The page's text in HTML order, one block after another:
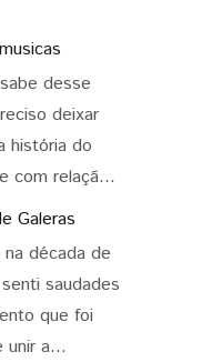
desse
deixar
história do
com relaçã...
Galeras
década de
saudades
que foi
unir a...